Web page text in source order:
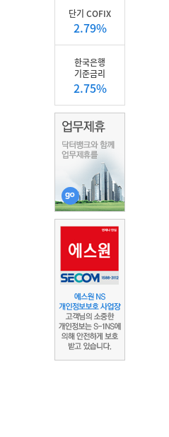
단기 COFIX
2.79%
한국은행
기준금리
2.75%